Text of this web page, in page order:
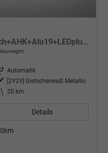
NEU TFSI quattro S line Tech+AHK+Alu19+LEDplus+KlimaPlus+ExtSchwarz
Getriebe Automatik
Außenfarbe
[2Y2Y] Gletscherweiß Metallic
Kilometerstand 20 km
Details